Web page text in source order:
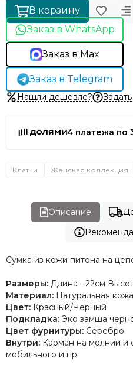
В корзину
Заказ в WhatsApp
Заказ в Max
Заказ в Telegram
Нашли дешевле?
4 платежа по
Клатчи Женская коллекция
Описание
Сумка из кожи питона на
Размеры: Длина - 22см
Материал: Натуральная
Цвет: Красный/Черный
Подкладка: Эко замша
Цвет фурнитуры: Серебро
Внутри: Карман на молнии и
мобильного и пр.